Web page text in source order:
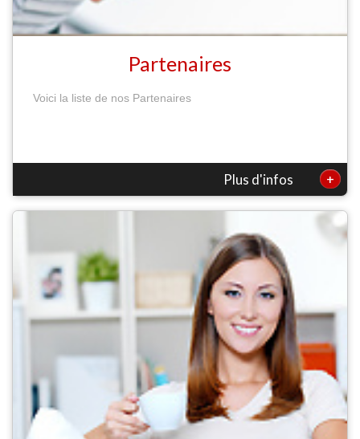
Partenaires
Voici la liste de nos Partenaires
Plus d'infos +